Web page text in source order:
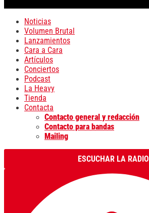
Noticias
Volumen Brutal
Lanzamientos
Cara a Cara
Artículos
Conciertos
Podcast
La Heavy
Tienda
Contacta
Contacto general y redacción
Contacto para bandas
Mailing
ESCUCHAR LA RADIO